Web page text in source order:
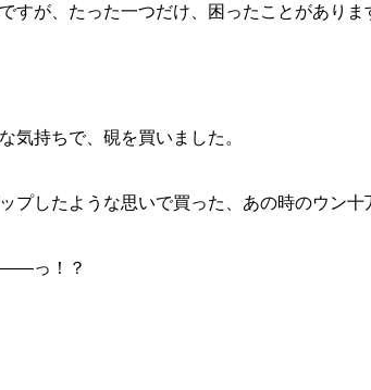
すが、たった一つだけ、困ったことがありま
気持ちで、硯を買いました。
プしたような思いで買った、あの時のウン十
っ！？